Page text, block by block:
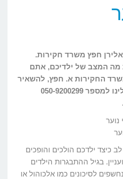
חפץ משרד חקירות.
מה המצב של ילדיכם, אתם
החקירות א. חפץ, להשאיר
פרטיכם אתר, או לחייג אלינו למספר 050-9200299
כיצד ילדכם הולכים והופכים
בגיל ההתבגרות הילדים
לסיכונים כמו אלכוהול או